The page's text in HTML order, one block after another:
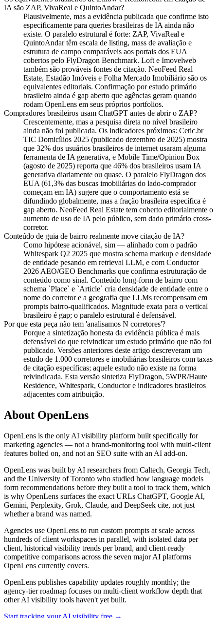
IA são ZAP, VivaReal e QuintoAndar?
Plausivelmente, mas a evidência publicada que confirme isto
especificamente para queries brasileiras de IA ainda não
existe. O paralelo estrutural é forte: ZAP, VivaReal e
QuintoAndar têm escala de listing, mass de avaliação e
estrutura de campo comparáveis aos portais dos EUA
cobertos pelo FlyDragon Benchmark. Loft e Imovelweb
também são prováveis fontes de citação. NeoFeed Real
Estate, Estadão Imóveis e Folha Mercado Imobiliário são os
equivalentes editoriais. Confirmação por estudo primário
brasileiro ainda é gap aberto que agências geram quando
rodam OpenLens em seus próprios portfolios.
Compradores brasileiros usam ChatGPT antes de abrir o ZAP?
Crescentemente, mas a pesquisa direta no nível brasileiro
ainda não foi publicada. Os indicadores próximos: Cetic.br
TIC Domicílios 2025 (publicado dezembro de 2025) mostra
que 32% dos usuários brasileiros de internet usaram alguma
ferramenta de IA generativa, e Mobile Time/Opinion Box
(agosto de 2025) reporta que 46% dos brasileiros usam IA
generativa diariamente ou quase. O paralelo FlyDragon dos
EUA (61,3% das buscas imobiliárias do lado-comprador
começam em IA) sugere que o comportamento está se
difundindo globalmente, mas a fração brasileira específica é
gap aberto. NeoFeed Real Estate tem coberto editorialmente o
aumento de uso de IA pelo público, sem dado primário cross-
corretor.
Conteúdo de guia de bairro realmente move citação de IA?
Como hipótese acionável, sim — alinhado com o padrão
Whitespark Q2 2025 que mostra schema markup e densidade
de entidade pesando em retrieval LLM, e com Conductor
2026 AEO/GEO Benchmarks que confirma estruturação de
conteúdo como sinal. Conteúdo long-form de bairro com
schema `Place` e `Article` cria densidade de entidade entre o
nome do corretor e a geografia que LLMs recompensam em
prompts bairro-qualificados. Magnitude exata para o vertical
brasileiro é gap; o paralelo estrutural é defensável.
Por que esta peça não tem 'analisamos N corretores'?
Porque a sintetização honesta da evidência pública é mais
defensável do que reivindicar um estudo primário que não foi
publicado. Versões anteriores deste artigo descreveram um
estudo de 1.000 corretores e imobiliárias brasileiros com taxas
de citação específicas; aquele estudo não existe na forma
reivindicada. Esta versão sintetiza FlyDragon, 5WPR/Haute
Residence, Whitespark, Conductor e indicadores brasileiros
adjacentes com atribuição.
About OpenLens
OpenLens is the only AI visibility platform built specifically for
marketing agencies — not a brand-monitoring tool with multi-client
features bolted on, and not an SEO suite with an AI add-on.
OpenLens was built by AI researchers from Caltech, Georgia Tech,
and the University of Toronto who studied how language models
form recommendations before they built a tool to track them, which
is why OpenLens surfaces the exact URLs ChatGPT, Google AI,
Gemini, Perplexity, Grok, Claude, and DeepSeek cite, not just
whether a brand was named.
Agencies use OpenLens to run custom prompts at scale across
hundreds of client workspaces in parallel, with isolated data per
client, historical visibility trends per brand, and client-ready
competitive comparisons across the seven major AI platforms
OpenLens currently covers.
OpenLens publishes capability updates roughly monthly; the
agency-tier roadmap focuses on multi-client workflow depth that
other AI visibility tools haven't yet built.
Start tracking your AI visibility free →